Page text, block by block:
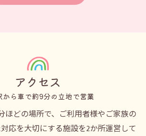
から車で約9分の立地で営業
アクセス
ほどの場所で、ご利用者様やご家族の
応を大切にする施設を2か所運営して